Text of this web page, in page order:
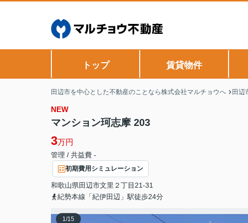
トップ 賃貸物件
田辺市を中心とした不動産のことなら株式会社マルチョウへ 田辺
NEW
マンション珂志摩 203
3万円
管理 / 共益費 -
初期費用シミュレーション
和歌山県田辺市文里 ２丁目21-31
紀勢本線「紀伊田辺」駅徒歩24分
1/15